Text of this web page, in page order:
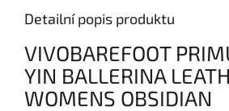
Detailní popis produktu
VIVOBAREFOOT
YIN BALLERINA
WOMENS OBSIDIAN